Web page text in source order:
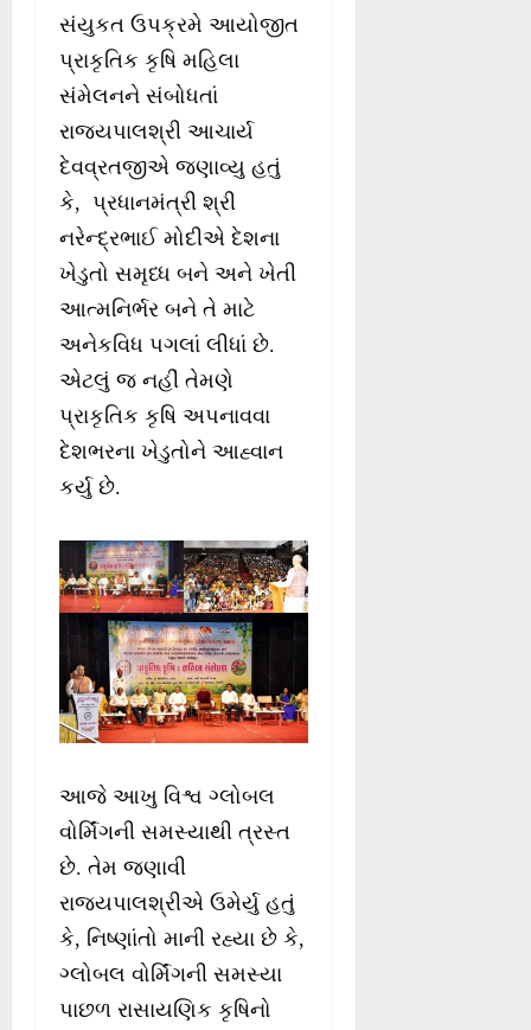
સંયુકત ઉપક્રમે આયોજીત
પ્રાકૃતિક કૃષિ મહિલા
સંમેલનને સંબોધતાં
રાજ્યપાલશ્રી આચાર્ય
દેવવ્રતજીએ જણાવ્યુ હતું
કે, પ્રધાનમંત્રી શ્રી
નરેન્દ્રભાઈ મોદીએ દેશના
ખેડુતો સમૃધ્ધ બને અને ખેતી
આત્મનિર્ભર બને તે માટે
અનેકવિધ પગલાં લીધાં છે.
એટલું જ નહીં તેમણે
પ્રાકૃતિક કૃષિ અપનાવવા
દેશભરના ખેડુતોને આહ્વાન
કર્યુ છે.
આજે આખુ વિશ્વ ગ્લોબલ
વોર્મિંગની સમસ્યાથી ત્રસ્ત
છે. તેમ જણાવી
રાજ્યપાલશ્રીએ ઉમેર્યુ હતું
કે, નિષ્ણાંતો માની રહ્યા છે કે,
ગ્લોબલ વોર્મિંગની સમસ્યા
પાછળ રાસાયણિક કૃષિનો